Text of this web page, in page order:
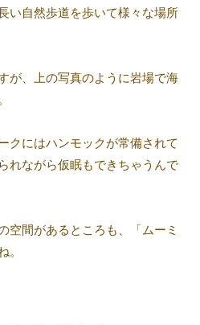
い自然歩道を歩いて様々な場所
が、上の写真のように岩場で海
クにはハンモックが常備されて
れながら仮眠もできちゃうんで
空間があるところも、「ムーミ
。